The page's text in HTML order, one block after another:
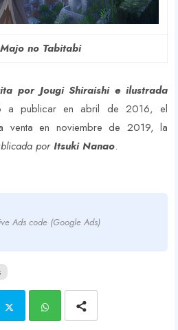
no Tabitabi
por Jougi Shiraishi e ilustrada
a publicar en abril de 2016, el
venta en noviembre de 2019, la
porItsuki Nanao.
Ads code (Google Ads)